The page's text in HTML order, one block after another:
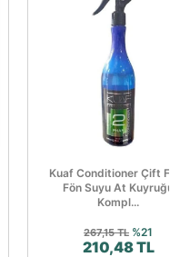
Kuaf Conditioner Çift
Fön Suyu At Kuyruğu
Kompl...
267,15 TL %21
210,48 TL